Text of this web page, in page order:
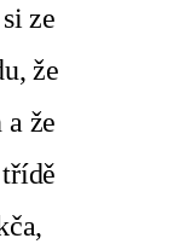
ze
že
že